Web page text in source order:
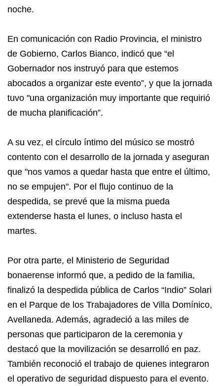
noche.
En comunicación con Radio Provincia, el ministro
de Gobierno, Carlos Bianco, indicó que “el
Gobernador nos instruyó para que estemos
abocados a organizar este evento”, y que la jornada
tuvo "una organización muy importante que requirió
de mucha planificación”.
A su vez, el círculo íntimo del músico se mostró
contento con el desarrollo de la jornada y aseguran
que "nos vamos a quedar hasta que entre el último,
no se empujen". Por el flujo continuo de la
despedida, se prevé que la misma pueda
extenderse hasta el lunes, o incluso hasta el
martes.
Por otra parte, el Ministerio de Seguridad
bonaerense informó que, a pedido de la familia,
finalizó la despedida pública de Carlos “Indio” Solari
en el Parque de los Trabajadores de Villa Domínico,
Avellaneda. Además, agradeció a las miles de
personas que participaron de la ceremonia y
destacó que la movilización se desarrolló en paz.
También reconoció el trabajo de quienes integraron
el operativo de seguridad dispuesto para el evento.